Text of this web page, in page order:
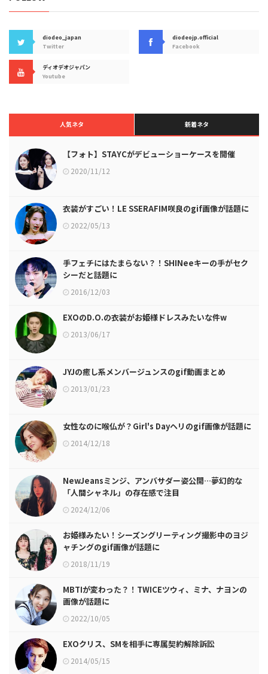
diodeo_japan
Twitter
diodeojp.official
Facebook
ディオデオジャパン
Youtube
人気ネタ 新着ネタ
【フォト】STAYCがデビューショーケースを開催
2020/11/12
衣装がすごい！LE SSERAFIM咲良のgif画像が話題に
2022/05/13
手フェチにはたまらない？！SHINeeキーの手がセク
シーだと話題に
2016/12/03
EXOのD.O.の衣装がお姫様ドレスみたいな件w
2013/06/17
JYJの癒し系メンバージュンスのgif動画まとめ
2013/01/23
女性なのに喉仏が？Girl's Dayヘリのgif画像が話題に
2014/12/18
NewJeansミンジ、アンバサダー姿公開…夢幻的な
「人間シャネル」の存在感で注目
2024/12/06
お姫様みたい！シーズングリーティング撮影中のヨジ
ャチングのgif画像が話題に
2018/11/19
MBTIが変わった？！TWICEツウィ、ミナ、ナヨンの
画像が話題に
2022/10/05
EXOクリス、SMを相手に専属契約解除訴訟
2014/05/15